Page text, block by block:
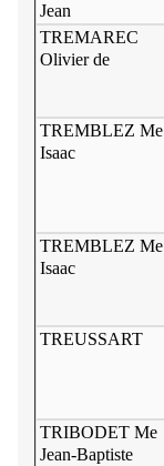
Jean
TREMAREC
Olivier de
TREMBLEZ Me
Isaac
TREMBLEZ Me
Isaac
TREUSSART
TRIBODET Me
Jean-Baptiste